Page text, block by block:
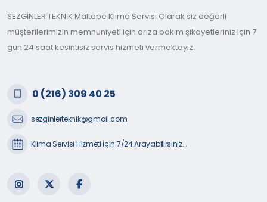
SEZGİNLER TEKNİK Maltepe Klima Servisi Olarak siz değerli
müşterilerimizin memnuniyeti için arıza bakım şikayetleriniz için 7
gün 24 saat kesintisiz servis hizmeti vermekteyiz.
0 (216) 309 40 25
sezginlerteknik@gmail.com
Klima Servisi Hizmeti İçin 7/24 Arayabilirsiniz...